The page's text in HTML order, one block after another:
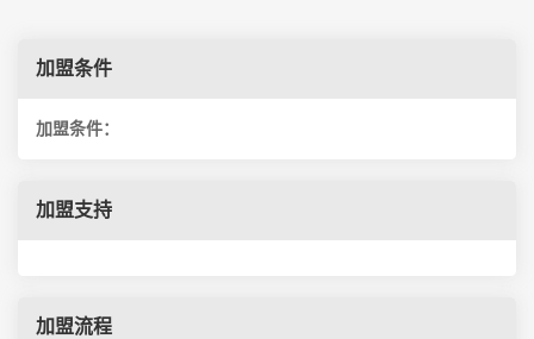
加盟条件
加盟条件：
加盟支持
加盟流程